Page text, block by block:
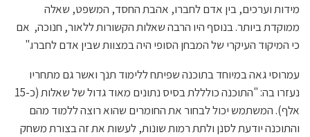
מידות וערכים, בין אדם לחברו, אהבת החסד, המשפט, שאלה
ממוקדת ביותר. בנוסף היו הרבה שאלות הקשורות ללאור, חנוכה, אם
כי המיקוד העיקרי של המבחן הסופי היה במצוות שבין אדם לחברו."
עמרוסי גאה במיוחד בתוכנה שפיתח ללימוד תנך ואשר גם מתחריו
נעזרו בה: "התוכנה כולללת בסיס נתונים מאוד גדול של שאלות (כ-15
אלף). המשתמש יכול לבחור את החומרים שהוא רוצה ללמוד מהם
והתוכנה יודעת לסנן ולתת רמות שונות, לעשות את זה בצורת משחק